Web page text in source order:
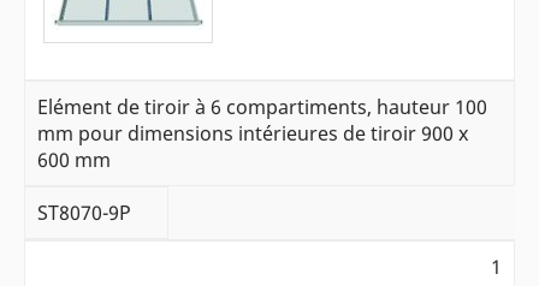
Elément de tiroir à 6 compartiments, hauteur 100
mm pour dimensions intérieures de tiroir 900 x
600 mm
ST8070-9P
1